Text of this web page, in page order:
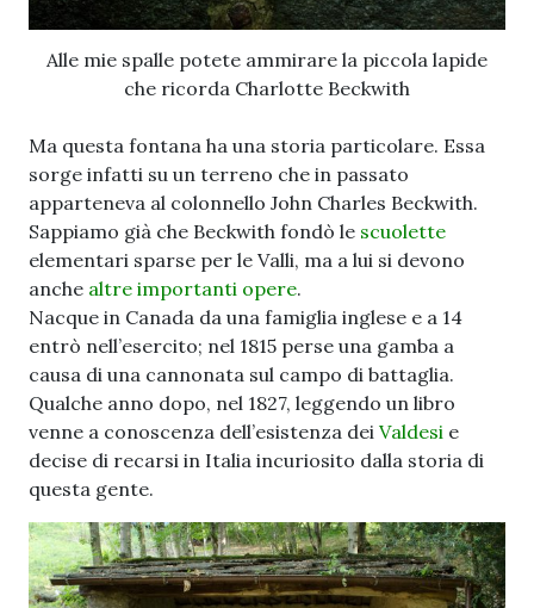
Alle mie spalle potete ammirare la piccola lapide
che ricorda Charlotte Beckwith
Ma questa fontana ha una storia particolare. Essa
sorge infatti su un terreno che in passato
apparteneva al colonnello John Charles Beckwith.
Sappiamo già che Beckwith fondò le scuolette
elementari sparse per le Valli, ma a lui si devono
anche altre importanti opere.
Nacque in Canada da una famiglia inglese e a 14
entrò nell’esercito; nel 1815 perse una gamba a
causa di una cannonata sul campo di battaglia.
Qualche anno dopo, nel 1827, leggendo un libro
venne a conoscenza dell’esistenza dei Valdesi e
decise di recarsi in Italia incuriosito dalla storia di
questa gente.